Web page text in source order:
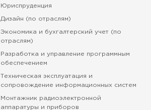
Юриспруденция
Дизайн (по отраслям)
Экономика и бухгалтерский учет (по
отраслям)
Разработка и управление программным
обеспечением
Техническая эксплуатация и
сопровождение информационных систем
Монтажник радиоэлектронной
аппаратуры и приборов